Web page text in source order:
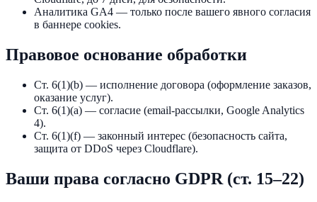
Аналитика GA4 — только после вашего явного согласия
в баннере cookies.
Правовое основание обработки
Ст. 6(1)(b) — исполнение договора (оформление заказов,
оказание услуг).
Ст. 6(1)(a) — согласие (email-рассылки, Google Analytics
4).
Ст. 6(1)(f) — законный интерес (безопасность сайта,
защита от DDoS через Cloudflare).
Ваши права согласно GDPR (ст. 15–22)